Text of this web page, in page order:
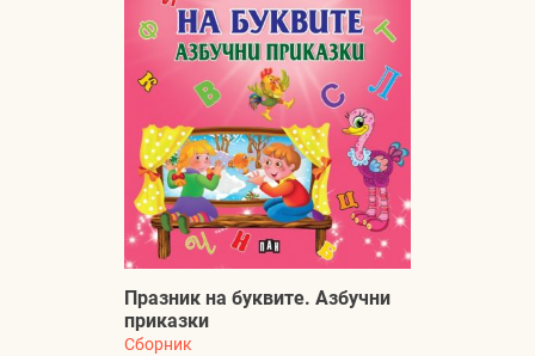
Празник на буквите. Азбучни
приказки
Сборник